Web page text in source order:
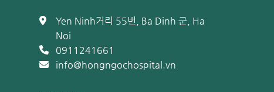
6주~7개월 미만 영아: 총 4회 (1차, 1개월 간격으로 2
종)
1세 미만(미접종자): 총 3회 (1차, 1개월 후 2차, 생후 1
12개월~2세 미만(미접종자): 총 2회 (1차, 2개월 후 2차)
Yen Ninh거리 55번, Ba Dinh 군, Ha
Noi
0911241661
info@hongngochospital.vn